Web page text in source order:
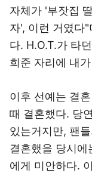
자체가 '부잣집
자', 이런 거였다
다. H.O.T.가 타
희준 자리에 내
이후 선예는 결
때 결혼했다. 당
있는거지만, 팬
결혼했을 당시
에게 미안하다.